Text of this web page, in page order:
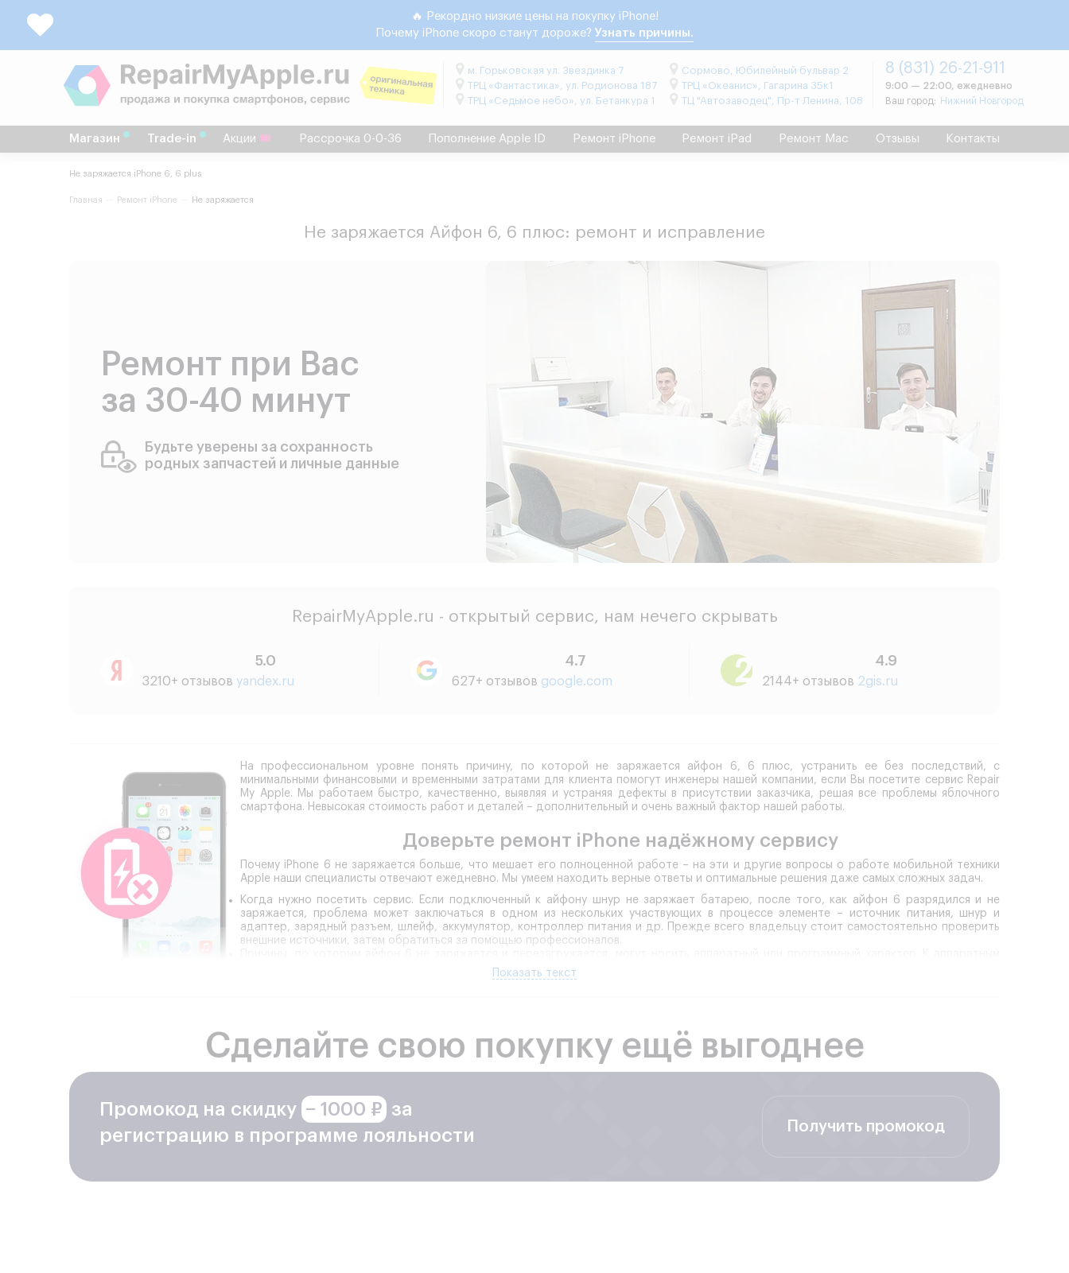
🔥 Рекордно низкие цены на покупку iPhone!
Почему iPhone скоро станут дороже? Узнать причины.
м. Горьковская ул. Звездинка 7
ТРЦ «Фантастика», ул. Родионова 187
ТРЦ «Седьмое небо», ул. Бетанкура 1
Сормово, Юбилейный бульвар 2
ТРЦ «Океанис», Гагарина 35к1
ТЦ "Автозаводец", Пр-т Ленина, 108
8 (831) 26-21-911
9:00 — 22:00, ежедневно
Ваш город:
Нижний Новгород
Магазин Trade-in Акции Рассрочка 0-0-36 Пополнение Apple ID Ремонт iPhone Ремонт iPad Ремонт Mac Отзывы Контакты
Не заряжается iPhone 6, 6 plus
Главная Ремонт iPhone Не заряжается
Не заряжается Айфон 6, 6 плюс: ремонт и исправление
Ремонт при Вас
за 30-40 минут
Будьте уверены за сохранность
родных запчастей и личные данные
RepairMyApple.ru - открытый сервис, нам нечего скрывать
5.0
3210+ отзывов yandex.ru
4.7
627+ отзывов google.com
4.9
2144+ отзывов 2gis.ru
На профессиональном уровне понять причину, по которой не заряжается айфон 6, 6 плюс, устранить ее без последствий, с
минимальными финансовыми и временными затратами для клиента помогут инженеры нашей компании, если Вы посетите сервис Repair
My Apple. Мы работаем быстро, качественно, выявляя и устраняя дефекты в присутствии заказчика, решая все проблемы яблочного
смартфона. Невысокая стоимость работ и деталей – дополнительный и очень важный фактор нашей работы.
Доверьте ремонт iPhone надёжному сервису
Почему iPhone 6 не заряжается больше, что мешает его полноценной работе – на эти и другие вопросы о работе мобильной техники
Apple наши специалисты отвечают ежедневно. Мы умеем находить верные ответы и оптимальные решения даже самых сложных задач.
Когда нужно посетить сервис. Если подключенный к айфону шнур не заряжает батарею, после того, как айфон 6 разрядился и не
заряжается, проблема может заключаться в одном из нескольких участвующих в процессе элементе – источник питания, шнур и
адаптер, зарядный разъем, шлейф, аккумулятор, контроллер питания и др. Прежде всего владельцу стоит самостоятельно проверить
внешние источники, затем обратиться за помощью профессионалов.
проблемам относятся механические повреждения любого участвующего в процессе зарядки модуля, их поломка от удара после
падения или окисление под воздействием жидкости. Если на аккумулятор питание идет, но его емкость не пополняется, возможен
помощью которого проводится тестирование всех модулей смартфона. Именно диагностика дает верные ответы на все поставленные
вопросы, позволяет точно определять проблему и адресно ее устранять.
Срочный или плановый ремонт.
Не стоит забывать, что батарея является ресурсным модулем. Поэтому часто причиной того, что
перестал заряжаться айфон 6, 6 плюс, является физический износ аккумулятора, выработавшего свой предустановленный ресурс.
Важные преимущества нашего сервиса
За годы успешной работы в сфере ремонта и обслуживания мобильной техники, выпущенной корпорацией Apple, наша компания
выработала и точно придерживается четкого регламента и порядка работы, что позволяет оптимизировать работу и использовать
Показать текст
Сделайте свою покупку ещё выгоднее
Промокод на скидку − 1000 ₽ за
регистрацию в программе лояльности
Получить промокод